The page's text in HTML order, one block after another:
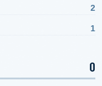
2
1
0